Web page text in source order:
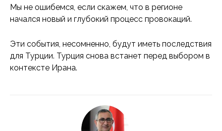
Мы не ошибемся, если скажем, что в регионе
начался новый и глубокий процесс провокаций.
Эти события, несомненно, будут иметь последствия
для Турции. Турция снова встанет перед выбором в
контексте Ирана.